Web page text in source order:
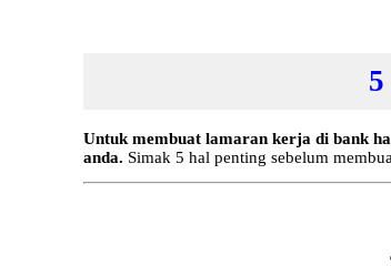
Untuk membuat lamaran kerja di bank
anda. Simak 5 hal penting sebelum